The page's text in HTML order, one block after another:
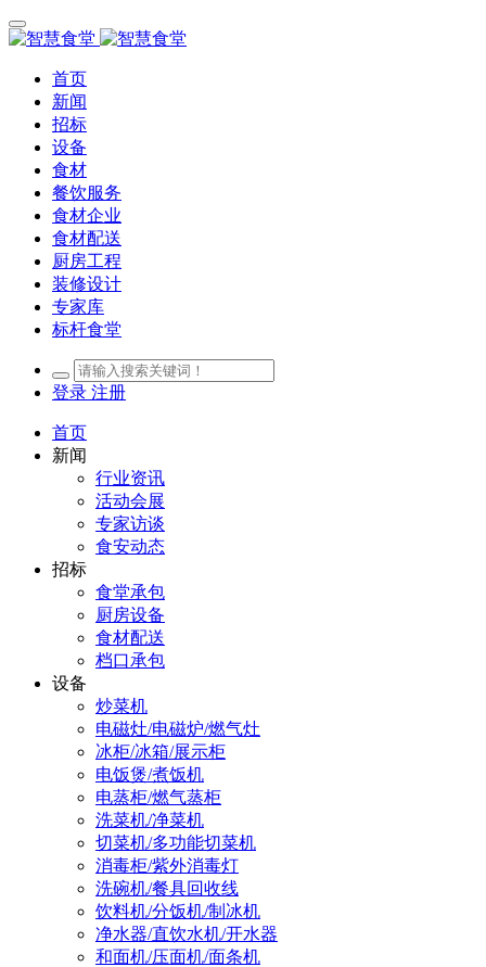
首页
新闻
招标
设备
食材
餐饮服务
食材企业
食材配送
厨房工程
装修设计
专家库
标杆食堂
登录 注册
首页
新闻
行业资讯
活动会展
专家访谈
食安动态
招标
食堂承包
厨房设备
食材配送
档口承包
设备
炒菜机
电磁灶/电磁炉/燃气灶
冰柜/冰箱/展示柜
电饭煲/煮饭机
电蒸柜/燃气蒸柜
洗菜机/净菜机
切菜机/多功能切菜机
消毒柜/紫外消毒灯
洗碗机/餐具回收线
饮料机/分饭机/制冰机
净水器/直饮水机/开水器
和面机/压面机/面条机